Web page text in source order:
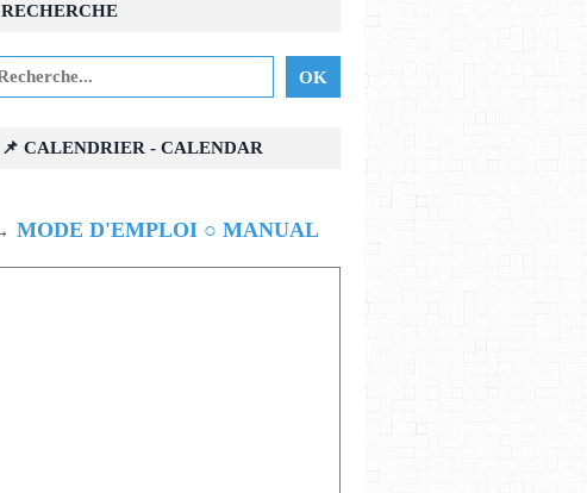
RECHERCHE
📌 CALENDRIER - CALENDAR
MODE D'EMPLOI ○ MANUAL